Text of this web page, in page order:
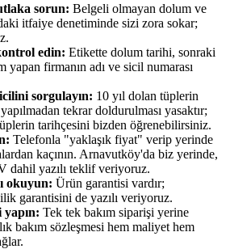
sorun: Belgeli olmayan dolum ve
itfaiye denetiminde sizi zora sokar;
edin: Etikette dolum tarihi, sonraki
yapan firmanın adı ve sicil numarası
sorgulayın: 10 yıl dolan tüplerin
tekrar doldurulması yasaktır;
tarihçesini bizden öğrenebilirsiniz.
Telefonla "yaklaşık fiyat" verip yerinde
kaçının. Arnavutköy'da biz yerinde,
dahil yazılı teklif veriyoruz.
okuyun: Ürün garantisi vardır;
garantisini de yazılı veriyoruz.
yapın: Tek tek bakım siparişi yerine
bakım sözleşmesi hem maliyet hem